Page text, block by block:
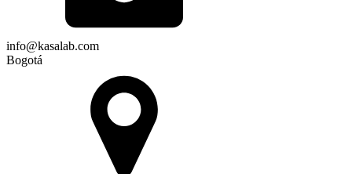
info@kasalab.com
Bogotá